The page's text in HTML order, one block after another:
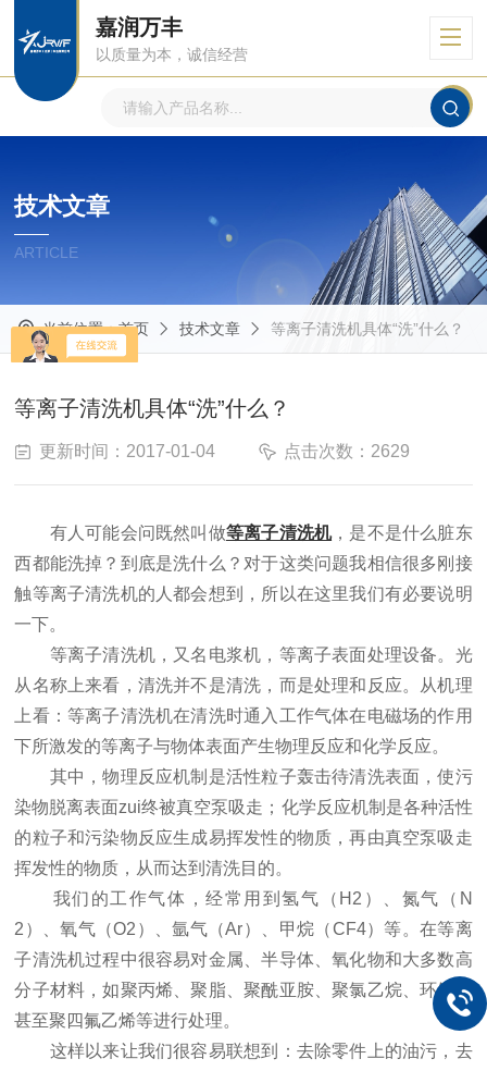
嘉润万丰
以质量为本，诚信经营
技术文章
ARTICLE
当前位置：首页 技术文章 等离子清洗机具体“洗”什么？
等离子清洗机具体“洗”什么？
更新时间：2017-01-04 点击次数：2629
有人可能会问既然叫做等离子清洗机，是不是什么脏东
西都能洗掉？到底是洗什么？对于这类问题我相信很多刚接
触等离子清洗机的人都会想到，所以在这里我们有必要说明
一下。
等离子清洗机，又名电浆机，等离子表面处理设备。光
从名称上来看，清洗并不是清洗，而是处理和反应。从机理
上看：等离子清洗机在清洗时通入工作气体在电磁场的作用
下所激发的等离子与物体表面产生物理反应和化学反应。
其中，物理反应机制是活性粒子轰击待清洗表面，使污
染物脱离表面zui终被真空泵吸走；化学反应机制是各种活性
的粒子和污染物反应生成易挥发性的物质，再由真空泵吸走
挥发性的物质，从而达到清洗目的。
我们的工作气体，经常用到氢气（H2）、氮气（N
2）、氧气（O2）、氩气（Ar）、甲烷（CF4）等。在等离
子清洗机过程中很容易对金属、半导体、氧化物和大多数高
分子材料，如聚丙烯、聚脂、聚酰亚胺、聚氯乙烷、环氧、
甚至聚四氟乙烯等进行处理。
这样以来让我们很容易联想到：去除零件上的油污，去